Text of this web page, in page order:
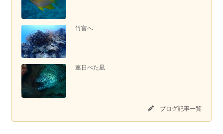
竹富へ
連日べた凪
ブログ記事一覧